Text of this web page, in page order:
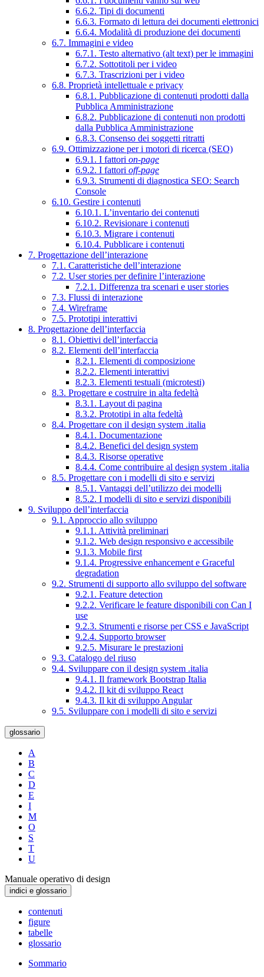
6.6.2. Tipi di documenti
6.6.3. Formato di lettura dei documenti elettronici
6.6.4. Modalità di produzione dei documenti
6.7. Immagini e video
6.7.1. Testo alternativo (alt text) per le immagini
6.7.2. Sottotitoli per i video
6.7.3. Trascrizioni per i video
6.8. Proprietà intellettuale e privacy
6.8.1. Pubblicazione di contenuti prodotti dalla
Pubblica Amministrazione
6.8.2. Pubblicazione di contenuti non prodotti
dalla Pubblica Amministrazione
6.8.3. Consenso dei soggetti ritratti
6.9. Ottimizzazione per i motori di ricerca (SEO)
6.9.1. I fattori on-page
6.9.2. I fattori off-page
6.9.3. Strumenti di diagnostica SEO: Search
Console
6.10. Gestire i contenuti
6.10.1. L’inventario dei contenuti
6.10.2. Revisionare i contenuti
6.10.3. Migrare i contenuti
6.10.4. Pubblicare i contenuti
7. Progettazione dell’interazione
7.1. Caratteristiche dell’interazione
7.2. User stories per definire l’interazione
7.2.1. Differenza tra scenari e user stories
7.3. Flussi di interazione
7.4. Wireframe
7.5. Prototipi interattivi
8. Progettazione dell’interfaccia
8.1. Obiettivi dell’interfaccia
8.2. Elementi dell’interfaccia
8.2.1. Elementi di composizione
8.2.2. Elementi interattivi
8.2.3. Elementi testuali (microtesti)
8.3. Progettare e costruire in alta fedeltà
8.3.1. Layout di pagina
8.3.2. Prototipi in alta fedeltà
8.4. Progettare con il design system .italia
8.4.1. Documentazione
8.4.2. Benefici del design system
8.4.3. Risorse operative
8.4.4. Come contribuire al design system .italia
8.5. Progettare con i modelli di sito e servizi
8.5.1. Vantaggi dell’utilizzo dei modelli
8.5.2. I modelli di sito e servizi disponibili
9. Sviluppo dell’interfaccia
9.1. Approccio allo sviluppo
9.1.1. Attività preliminari
9.1.2. Web design responsivo e accessibile
9.1.3. Mobile first
9.1.4. Progressive enhancement e Graceful
degradation
9.2. Strumenti di supporto allo sviluppo del software
9.2.1. Feature detection
9.2.2. Verificare le feature disponibili con Can I
use
9.2.3. Strumenti e risorse per CSS e JavaScript
9.2.4. Supporto browser
9.2.5. Misurare le prestazioni
9.3. Catalogo del riuso
9.4. Sviluppare con il design system .italia
9.4.1. Il framework Bootstrap Italia
9.4.2. Il kit di sviluppo React
9.4.3. Il kit di sviluppo Angular
9.5. Sviluppare con i modelli di sito e servizi
glossario
A
B
C
D
E
I
M
O
S
T
U
Manuale operativo di design
indici e glossario
contenuti
figure
tabelle
glossario
Sommario